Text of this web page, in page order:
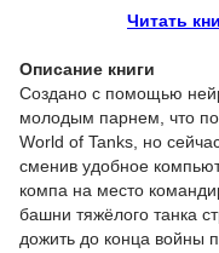
Читать
Описание книги
Создано с помощью
молодым парнем, что по
World of Tanks, но
сменив удобное
компа на место
башни тяжёлого танка
дожить до конца войны